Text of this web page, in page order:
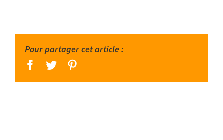
Pour partager cet article :
facebook
twitter